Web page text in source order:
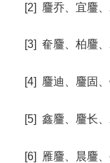
[2] 麠乔、宜麠
[3] 奞麠、柏麠
[4] 麠迪、麠固
[5] 鑫麠、麠长
[6] 雁麠、晨麠